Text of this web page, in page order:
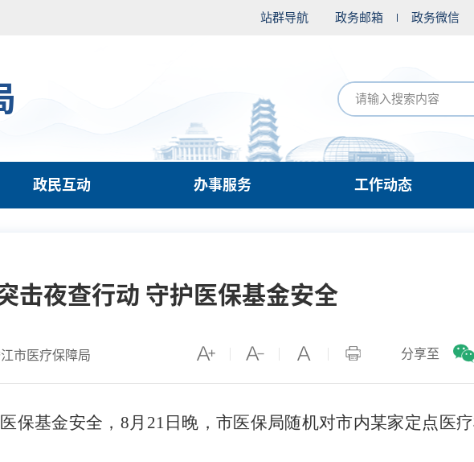
站群导航 政务邮箱 政务微信
政民互动 办事服务 工作动态
击夜查行动 守护医保基金安全
分享至
市医疗保障局
保基金安全， 8月21日晚，市医保局随机对市内某家定点医